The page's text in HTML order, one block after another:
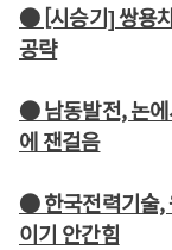
● [시승기] 쌍용
공략
● 남동발전, 논에
에 잰걸음
● 한국전력기술,
이기 안간힘